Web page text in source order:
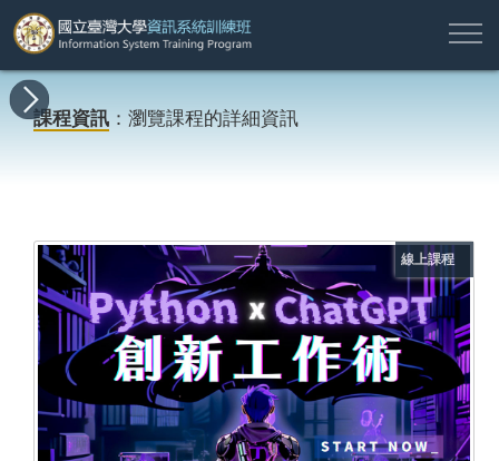
所
有
課
新
消
程
地
資
簡
業
名
名
資
於
本
願
專
註
入
課程資訊 ：瀏覽課程的詳細資訊
線上課程